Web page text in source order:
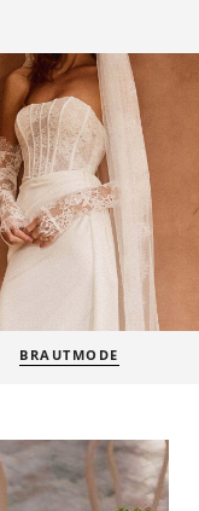
BRIDAL BOUTIQUEN